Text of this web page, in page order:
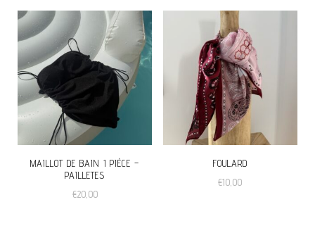
MAILLOT DE BAIN 1 PIÉCE –
PAILLETES
€20,00
FOULARD
€10,00